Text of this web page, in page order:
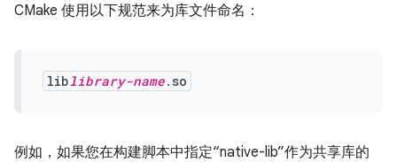
CMake 使用以下规范来为库文件命名：
liblibrary-name.so
例如，如果您在构建脚本中指定“native-lib”作为共享库的